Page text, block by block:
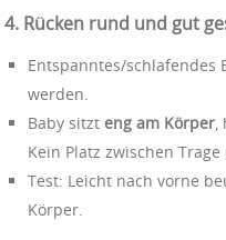
4. Rücken rund und gut
Entspanntes/schlafendes
werden.
Baby sitzt eng am Körper,
Kein Platz zwischen
Test: Leicht nach vorne
Körper.